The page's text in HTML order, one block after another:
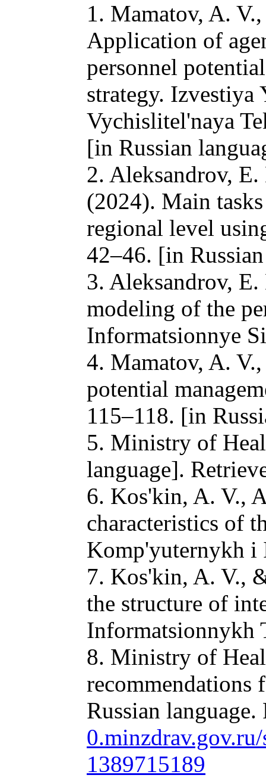
1. Mamatov, A.
Application of
personnel
strategy. Izvestiya
Vychislitel'naya
[in Russian
2. Aleksandrov,
(2024). Main
regional level
42–46. [in
3. Aleksandrov,
modeling of the
Informatsionnye
4. Mamatov, A.
potential
115–118. [in
5. Ministry of
language].
6. Kos'kin, A. V.,
characteristics of
Komp'yuternykh i
7. Kos'kin, A. V.,
the structure of
Informatsionnykh
8. Ministry of
recommendations
Russian
1389715189